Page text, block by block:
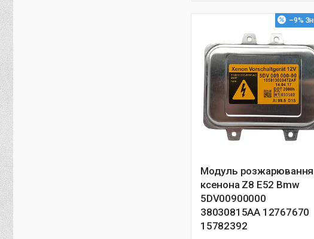
–9%
Модуль розжарювання
ксенона Z8 E52 Bmw
5DV00900000
38030815AA 12767670
15782392